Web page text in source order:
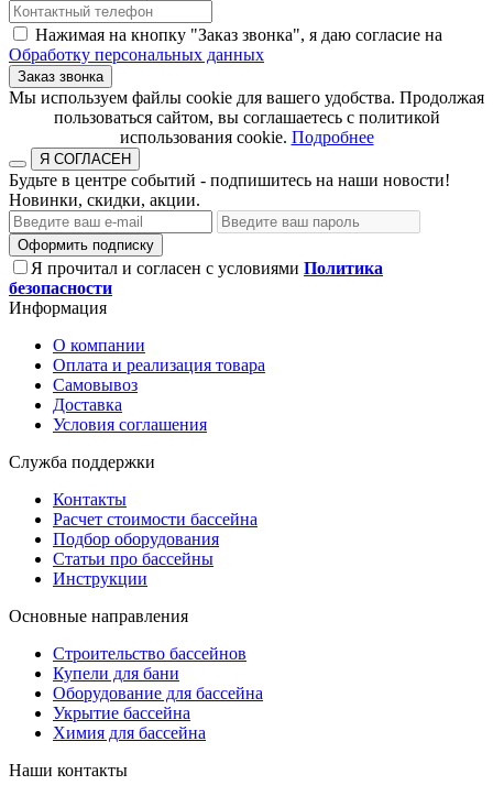
Нажимая на кнопку "Заказ звонка", я даю согласие на
Обработку персональных данных
Заказ звонка
​​​​​​​Мы используем файлы cookie для вашего удобства. Продолжая
пользоваться сайтом, вы соглашаетесь с политикой
использования cookie.​​​​​​​ Подробнее
Я СОГЛАСЕН
Будьте в центре событий - подпишитесь на наши новости!
Новинки, скидки, акции.
Оформить подписку
Я прочитал и согласен с условиями Политика
безопасности
Информация
О компании
Оплата и реализация товара
Самовывоз
Доставка
Условия соглашения
Служба поддержки
Контакты
Расчет стоимости бассейна
Подбор оборудования
Статьи про бассейны
Инструкции
Основные направления
Строительство бассейнов
Купели для бани
Оборудование для бассейна
Укрытие бассейна
Химия для бассейна
Наши контакты